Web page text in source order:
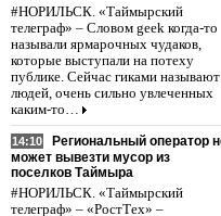
#НОРИЛЬСК. «Таймырский
телеграф» – Словом geek когда-то
называли ярмарочных чудаков,
которые выступали на потеху
публике. Сейчас гиками называют
людей, очень сильно увлеченных
каким-то…
14:10
Региональный оператор
может вывезти мусор из
поселков Таймыра
#НОРИЛЬСК. «Таймырский
телеграф» – «РостТех» –